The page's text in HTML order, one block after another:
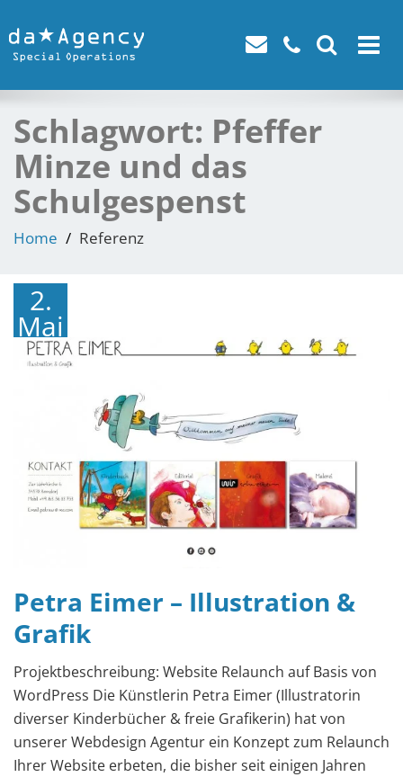
Toggle
Schlagwort: Pfeffer
Minze und das
Schulgespenst
Home Referenz
2.
Mai
2017
Petra Eimer – Illustration &
Grafik
Projektbeschreibung: Website Relaunch auf Basis von
WordPress Die Künstlerin Petra Eimer (Illustratorin
diverser Kinderbücher & freie Grafikerin) hat von
unserer Webdesign Agentur ein Konzept zum Relaunch
Ihrer Website erbeten, die bisher seit einigen Jahren